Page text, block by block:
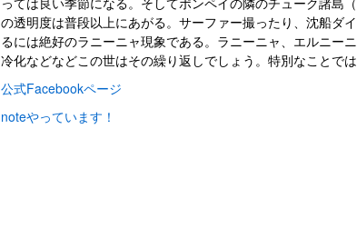
の透明度は普段以上にあがる。サーファー撮ったり、沈船ダ
るには絶好のラニーニャ現象である。ラニーニャ、エルニー
冷化などなどこの世はその繰り返しでしょう。特別なことでは
公式Facebookページ
noteやっています！